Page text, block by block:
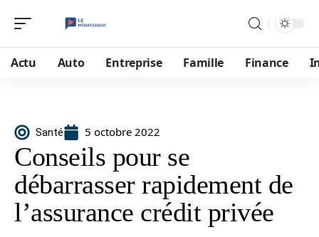
Actu Auto Entreprise Famille Finance
Santé 5 octobre 2022
Conseils pour se
débarrasser rapidement de
l’assurance crédit privée